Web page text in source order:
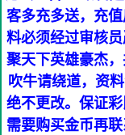
客多充多送，充
料必须经过审核
聚天下英雄豪杰
吹牛请绕道，资
绝不更改。保证
需要购买金币再